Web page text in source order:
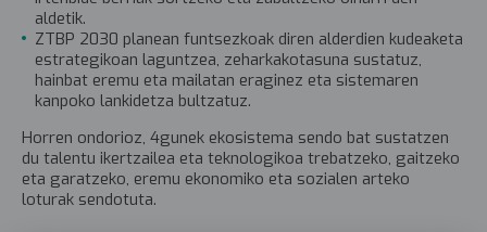
aldetik.
ZTBP 2030 planean funtsezkoak diren alderdien kudeaketa
estrategikoan laguntzea, zeharkakotasuna sustatuz,
hainbat eremu eta mailatan eraginez eta sistemaren
kanpoko lankidetza bultzatuz.
Horren ondorioz, 4gunek ekosistema sendo bat sustatzen
du talentu ikertzailea eta teknologikoa trebatzeko, gaitzeko
eta garatzeko, eremu ekonomiko eta sozialen arteko
loturak sendotuta.